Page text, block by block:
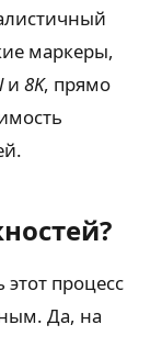
маркеры,
и 8K, прямо
процесс
Да, на